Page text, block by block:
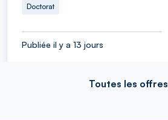
Doctorat
Publiée il y a 13 jours
Toutes les offres